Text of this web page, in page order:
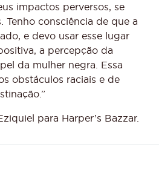
impactos perversos, se
Tenho consciência de que a
e devo usar esse lugar
a percepção da
da mulher negra. Essa
obstáculos raciais e de
para Harper’s Bazzar.